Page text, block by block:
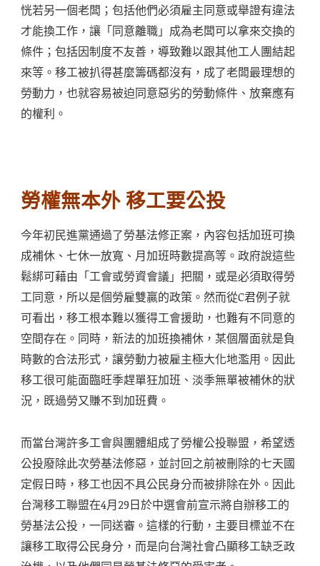
恍若另一個老闆；包括他們必須雇主同意或舉證有違法
才能換工作，讓「同意離職」成為老闆可以拿來交換的
條件；包括因制度不友善，導致難以跟其他工人團結起
來等。移工被扒得甚麼籌碼都沒有，成了老闆最理想的
勞動力，也就容易被迫同意惡劣的勞動條件、放棄應有
的權利。
勞權無本外 移工要公投
今年初民進黨通過了勞基法修正案，內容包括加班可換
成補休、七休一放寬、月加班時數提高等。政府說這些
鬆綁可藉由「工會或勞資會議」把關，或是必須取得勞
工同意，所以是個勞雇雙贏的政策。然而從C君例子就
可看出，移工根本難以獲得工會援助，也難有不同意的
空間存在。同時，新法的加班換補休，某個層面就是負
時數的合法形式，讓勞動力被雇主極大化地濫用。因此
移工很可能面臨旺季趕單狂加班、淡季無單被補休的狀
況，既過勞又賺不到加班費。
而當台灣許多工會與團體組成了勞權公投聯盟，希望透
公投廢除此次勞基法修惡，並討回之前被刪除的七天國
定假日時，移工也因不具公民身分而被排除在外。因此
台灣移工聯盟在4月29日於中選會前宣示將自辦移工的
勞基法公投，一同送審。這樣的行動，主要目標並不在
讓移工取得公民身分，而是向台灣社會凸顯移工缺乏政